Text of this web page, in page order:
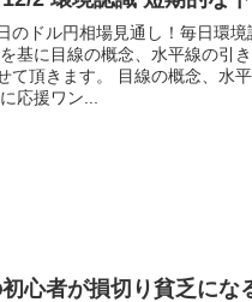
のドル円相場見通し！毎日環境
基に目線の概念、水平線の引
て頂きます。 目線の概念、水
応援ワン...
心者が損切り貧乏にな